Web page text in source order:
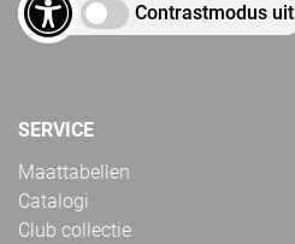
Contrastmodus uit
SERVICE
Maattabellen
Catalogi
Club collectie